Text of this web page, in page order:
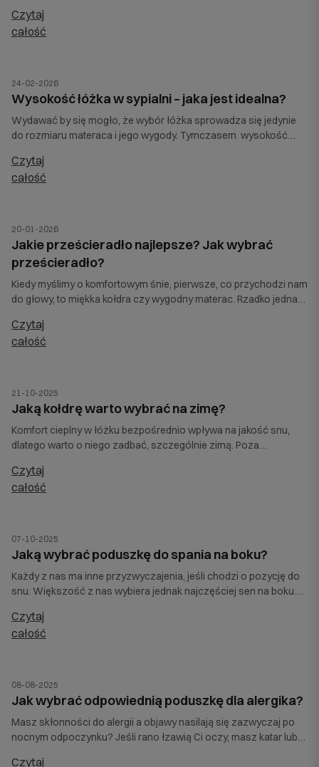
przyjemnej powierzchni masz pod sobą pofałdowany materiał.
Niby drobiazg, a potrafi skutecznie zepsuć komfort snu. Co
czytaj
całość
24-02-2026
Wysokość łóżka w sypialni – jaka jest idealna?
Wydawać by się mogło, że wybór łóżka sprowadza się jedynie
do rozmiaru materaca i jego wygody. Tymczasem wysokość
komforcie, jak i w estetyce wnętrza. Od tego, jak wysoko lub nisko
znajduje się łóżko, zależy łatwość wsiadania i wstawania,
czytaj
całość
20-01-2026
Jakie prześcieradło najlepsze? Jak wybrać
prześcieradło?
Kiedy myślimy o komfortowym śnie, pierwsze, co przychodzi nam
do głowy, to miękka kołdra czy wygodny materac. Rzadko jednak
prześcieradło. To przecież warstwa, która bezpośrednio dotyka
naszej skóry przez kilka godzin każdej nocy. Dlatego warto
estetykę i trwałość na lata.
czytaj
całość
21-10-2025
Jaką kołdrę warto wybrać na zimę?
Komfort cieplny w łóżku bezpośrednio wpływa na jakość snu,
dlatego warto o niego zadbać, szczególnie zimą. Poza
należy też zatroszczyć się o odpowiednią pościel. Jaką pościel
na zimę wybrać, aby zapewnić sobie przyjemny sen i
czytaj
całość
07-10-2025
Jaką wybrać poduszkę do spania na boku?
Każdy z nas ma inne przyzwyczajenia, jeśli chodzi o pozycję do
snu. Większość z nas wybiera jednak najczęściej sen na boku.
pozwala odciążyć odcinek lędźwiowy kręgosłupa. Warto jednak
pamiętać, że śpiąc na boku, nasza szyja bywa nienaturalnie
zapewnić sobie zdrowy sen? W przygotowanym przez nas
poradniku znajdziesz praktyczne wskazówki ułatwiające dobór
odpowiedniego modelu i rekomendacje poduszki do spania na
boku.
czytaj
całość
08-08-2025
Jak wybrać odpowiednią poduszkę dla alergika?
Masz skłonności do alergii a objawy nasilają się zazwyczaj po
nocnym odpoczynku? Jeśli rano łzawią Ci oczy, masz katar lub
czytaj